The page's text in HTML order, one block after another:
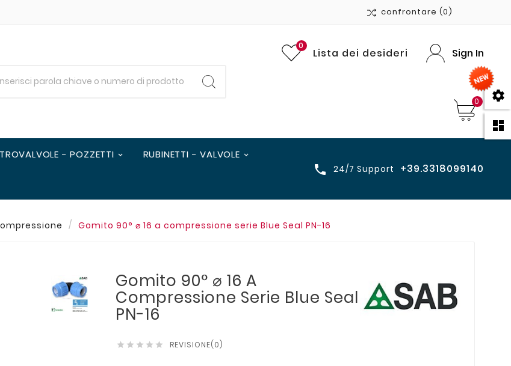


confrontare (0)
Lista dei desideri
0
Sign In
0
- POZZETTI RUBINETTI - VALVOLE
 24/7 Support +39.3318099140
Gomito 90° ⌀ 16 a compressione serie Blue Seal PN-16
Gomito 90° ⌀ 16 A
Compressione Serie Blue Seal
PN-16
     REVISIONE(0)